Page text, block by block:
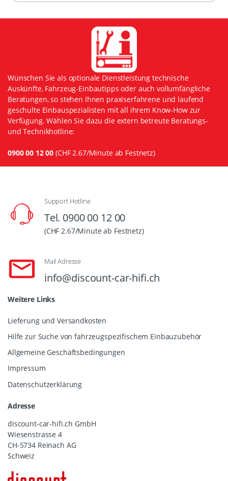
Wünschen Sie als optionale Dienstleistung technische
Auskünfte, Fahrzeug-Einbautipps oder auch vollumfängliche
Beratungen, so stehen Ihnen praxiserfahrene und laufend
geschulte Einbauspezialisten mit all ihrem Know-How zur
Verfügung. Wählen Sie dazu die extern betreute Beratungs-
und Technikhotline:
0900 00 12 00 (CHF 2.67/Minute ab Festnetz)
Support Hotline
Tel. 0900 00 12 00
(CHF 2.67/Minute ab Festnetz)
Mail Adresse
info@discount-car-hifi.ch
Weitere Links
Lieferung und Versandkosten
Hilfe zur Suche von fahrzeugspezifischem Einbauzubehör
Allgemeine Geschäftsbedingungen
Impressum
Datenschutzerklärung
Adresse
discount-car-hifi.ch GmbH
Wiesenstrasse 4
CH-5734 Reinach AG
Schweiz